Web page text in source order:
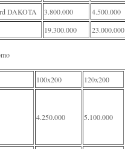
DAKOTA 3.800.000 4.500.000
19.300.000 23.000.000
100x200 120x200
4.250.000 5.100.000